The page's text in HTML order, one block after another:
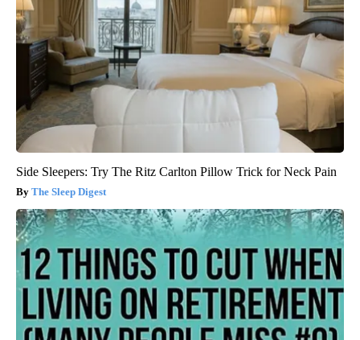
Side Sleepers: Try The Ritz Carlton Pillow Trick for Neck Pain
The Sleep Digest